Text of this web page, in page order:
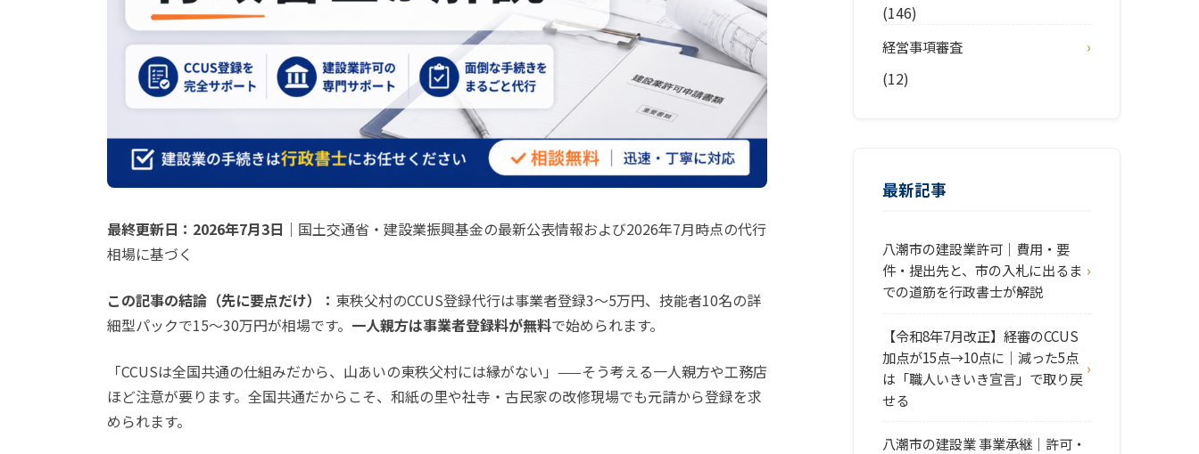
最終更新日：2026年7月3日 ｜国土交通省・建設業振興基金の最新公表情報および2026年7月時点の代行
相場に基づく
この記事の結論（先に要点だけ）： 東秩父村のCCUS登録代行は事業者登録3〜5万円、技能者10名の詳
細型パックで15〜30万円が相場です。 一人親方は事業者登録料が無料で始められます。
「CCUSは全国共通の仕組みだから、山あいの東秩父村には縁がない」——そう考える一人親方や工務店
ほど注意が要ります。全国共通だからこそ、和紙の里や社寺・古民家の改修現場でも元請から登録を求
められます。
(146)
経営事項審査
(12)
最新記事
八潮市の建設業許可｜費用・要
件・提出先と、市の入札に出るま
での道筋を行政書士が解説
【令和8年7月改正】経審のCCUS
加点が15点→10点に｜減った5点
は「職人いきいき宣言」で取り戻
せる
八潮市の建設業 事業承継｜許可・